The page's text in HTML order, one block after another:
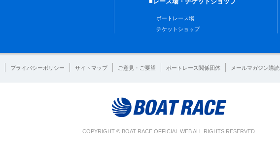
ボートレース場
チケットショップ
プライバシーポリシー サイトマップ ご意見・ご要望 ボートレース関係団体 メールマガジン購読
COPYRIGHT © BOAT RACE OFFICIAL WEB ALL RIGHTS RESERVED.